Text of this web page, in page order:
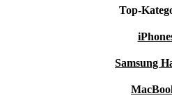
Top-
Samsung